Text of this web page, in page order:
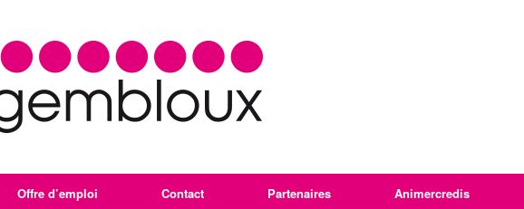
Offre d’emploi Contact Partenaires Animercredis